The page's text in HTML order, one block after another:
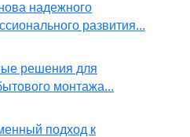
надежного
развития...
решения для
монтажа...
подход к